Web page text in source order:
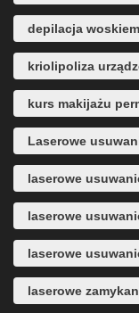
depilacja
kriolipoliza
kurs makijażu
Laserowe
laserowe
laserowe
laserowe
laserowe